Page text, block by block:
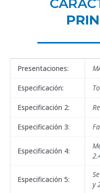
Presentaciones:
Especificación:
Especificación 2:
Especificación 3:
Especificación 4:
Especificación 5:
y